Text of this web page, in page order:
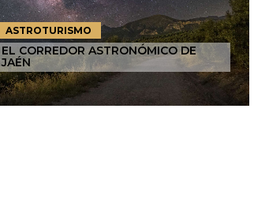
ASTROTURISMO
EL CORREDOR ASTRONÓMICO DE
JAÉN